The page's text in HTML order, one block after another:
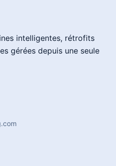
intelligentes, rétrofits
gérées depuis une seule